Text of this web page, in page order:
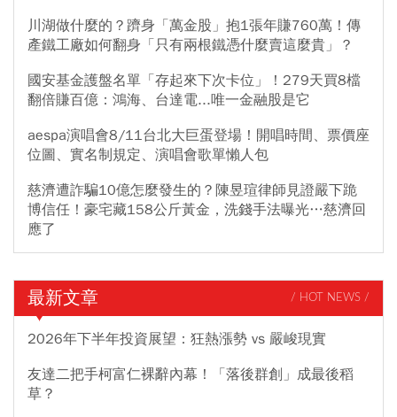
川湖做什麼的？躋身「萬金股」抱1張年賺760萬！傳
產鐵工廠如何翻身「只有兩根鐵憑什麼賣這麼貴」？
國安基金護盤名單「存起來下次卡位」！279天買8檔
翻倍賺百億：鴻海、台達電...唯一金融股是它
aespa演唱會8/11台北大巨蛋登場！開唱時間、票價座
位圖、實名制規定、演唱會歌單懶人包
慈濟遭詐騙10億怎麼發生的？陳昱瑄律師見證嚴下跪
博信任！豪宅藏158公斤黃金，洗錢手法曝光…慈濟回
應了
最新文章 / HOT NEWS /
2026年下半年投資展望：狂熱漲勢 vs 嚴峻現實
友達二把手柯富仁裸辭內幕！「落後群創」成最後稻
草？